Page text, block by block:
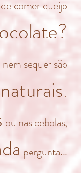
comer queijo
sequer são
naturais.
ou nas cebolas,
pergunta...